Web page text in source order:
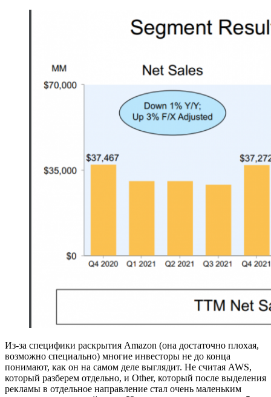
Из-за специфики раскрытия Amazon (она достаточно плохая,
возможно специально) многие инвесторы не до конца
понимают, как он на самом деле выглядит. Не считая AWS,
который разберем отдельно, и Other, который после выделения
рекламы в отдельное направление стал очень маленьким